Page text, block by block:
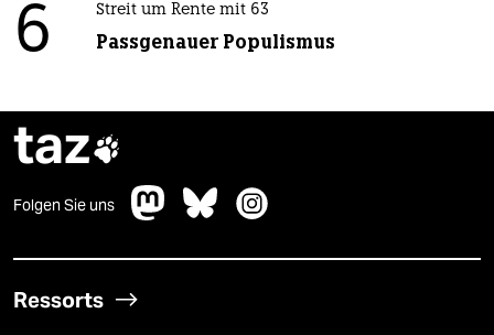
6 Streit um Rente mit 63
Passgenauer Populismus
taz
Folgen Sie uns
Ressorts